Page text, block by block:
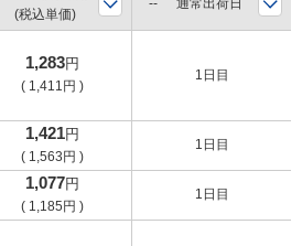
(税込単価)
通常出荷日
1,283円
( 1,411 円 )
1日目
1,421円
( 1,563円 )
1日目
1,077円
( 1,185円 )
1日目